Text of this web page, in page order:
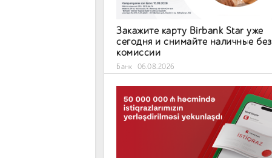
Закажите карту Birbank Star уже
сегодня и снимайте наличные без
комиссии
Банк 06.08.2026